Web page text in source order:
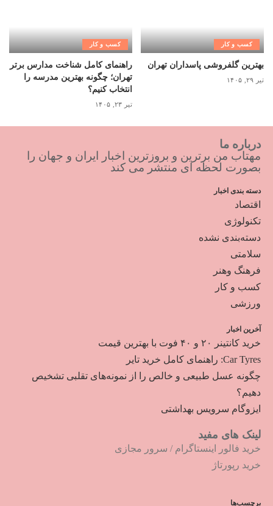
کسب و کار
بهترین گلفروشی پاسداران تهران
تیر ۲۹, ۱۴۰۵
کسب و کار
راهنمای کامل شناخت مدارس برتر
تهران؛ چگونه بهترین مدرسه را
انتخاب کنیم؟
تیر ۲۳, ۱۴۰۵
درباره ما
مهتاب من برترین و بروزترین اخبار ایران و جهان را
بصورت لحظه ای منتشر می کند
دسته بندی اخبار
اقتصاد
تکنولوژی
دسته‌بندی نشده
سلامتی
فرهنگ وهنر
کسب و کار
ورزشی
آخرین اخبار
خرید کانتینر ۲۰ و ۴۰ فوت با بهترین قیمت
Car Tyres: راهنمای کامل خرید تایر
چگونه عسل طبیعی و خالص را از نمونه‌های تقلبی تشخیص
دهیم؟
ایزوگام سرویس بهداشتی
لینک های مفید
خرید فالور اینستاگرام / سرور مجازی
خرید رپورتاژ
برچسب‌ها